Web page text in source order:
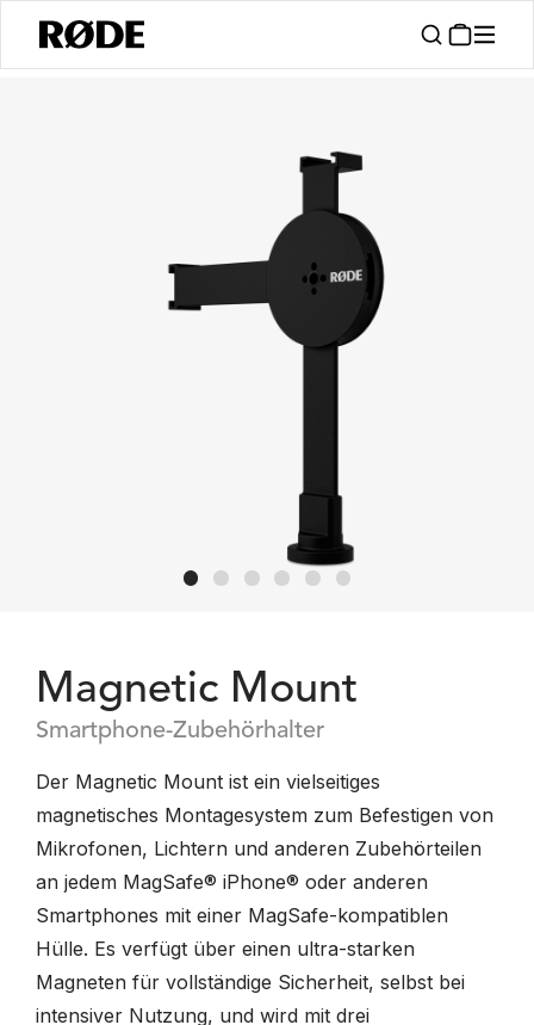
Magnetic Mount
Smartphone-Zubehörhalter
Der Magnetic Mount ist ein vielseitiges
magnetisches Montagesystem zum Befestigen von
Mikrofonen, Lichtern und anderen Zubehörteilen
an jedem MagSafe® iPhone® oder anderen
Smartphones mit einer MagSafe-kompatiblen
Hülle. Es verfügt über einen ultra-starken
Magneten für vollständige Sicherheit, selbst bei
intensiver Nutzung, und wird mit drei